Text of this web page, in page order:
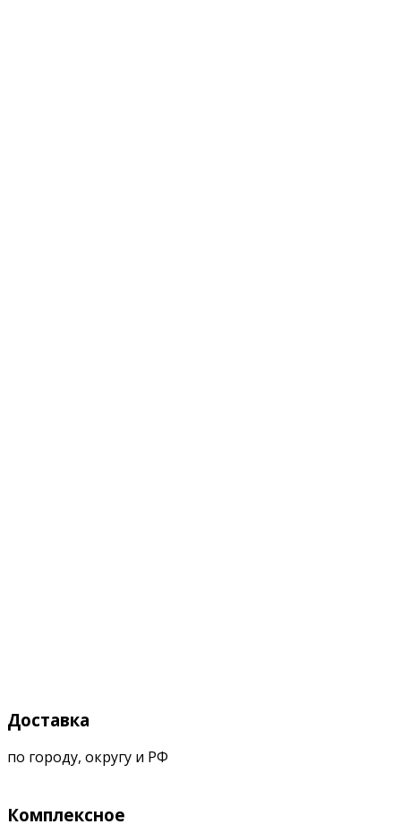
Доставка
по городу, округу и РФ
Комплексное